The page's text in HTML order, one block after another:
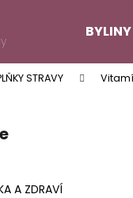
BYLINY
STRAVY
A ZDRAVÍ